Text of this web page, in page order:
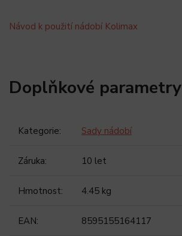
Návod k použití nádobí Kolimax
Doplňkové parametry
Kategorie: Sady nádobí
Záruka: 10 let
Hmotnost: 4.45 kg
EAN: 8595155164117